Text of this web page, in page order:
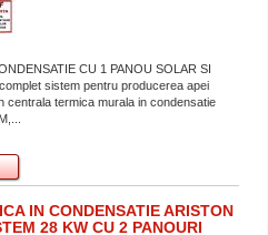
CU 1 PANOU SOLAR SI
sistem pentru producerea apei
centrala termica murala in condensatie
IN CONDENSATIE ARISTON
28 KW CU 2 PANOURI